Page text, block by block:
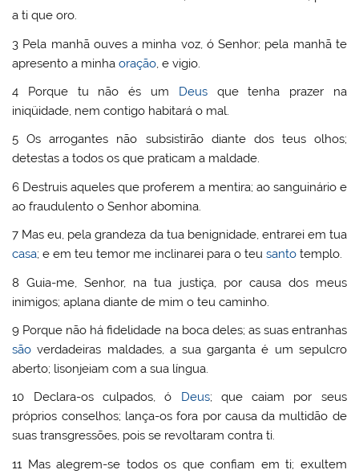
a ti que oro.
3 Pela manhã ouves a minha voz, ó Senhor; pela manhã te
apresento a minhaoração , e vigio.
4 Porque tu não és um Deusque tenha prazer na
iniqüidade, nem contigo habitará o mal.
5 Os arrogantes não subsistirão diante dos teus olhos;
detestas a todos os que praticam a maldade.
6 Destruis aqueles que proferem a mentira; ao sanguinário e
ao fraudulento o Senhor abomina.
7 Mas eu, pela grandeza da tua benignidade, entrarei em tua
casa; e em teu temor me inclinarei para o teusanto templo.
8 Guia-me, Senhor, na tua justiça, por causa dos meus
inimigos; aplana diante de mim o teu caminho.
9 Porque não há fidelidade na boca deles; as suas entranhas
são verdadeiras maldades, a sua garganta é um sepulcro
aberto; lisonjeiam com a sua língua.
10 Declara-os culpados, ó Deus; que caiam por seus
próprios conselhos; lança-os fora por causa da multidão de
suas transgressões, pois se revoltaram contra ti.
11 Mas alegrem-se todos os que confiam em ti; exultem